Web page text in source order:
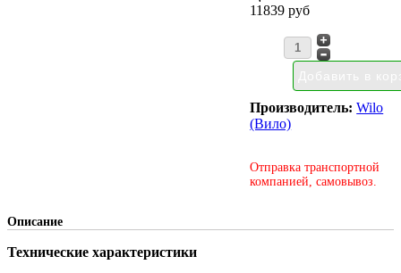
11839 руб
Производитель:Wilo
(Вило)
Отправка транспортной
компанией, самовывоз.
Описание
Технические характеристики